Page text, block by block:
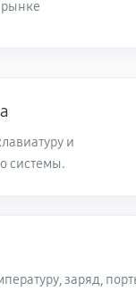
M
рынке
и
системы.
заряд,